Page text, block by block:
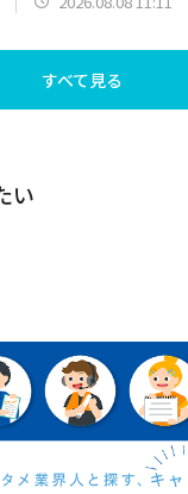
すべて見る
い